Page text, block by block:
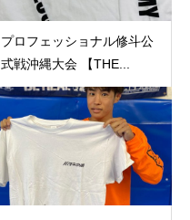
プロフェッショナル修斗公
式戦沖縄大会 【THE...